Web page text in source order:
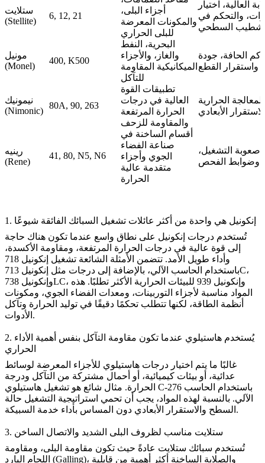
ستلايت
(Stellite)
6, 12, 21
أجزاء البلى،
والمكونات المعرضة
للبلى الحراري
العالية، اختيار
والتحكم في
السطحي
مونيل
(Monel)
400, K500
البحرية، النفط
والغاز، والأجزاء
الميكانيكية المقاومة
للتآكل
الحافة، جودة
واستقرار القطع
نيمونيك
(Nimonic)
80A, 90, 263
تطبيقات القوة
العالية في درجات
الحرارة المرتفعة
والمقاومة للزحف
الحرارية
الأبعادي
رينيه
(Rene)
41, 80, N5, N6
أقسام الساخنة في
صناعة الفضاء
الجوي وأجزاء
متقدمة عالية
الحرارة
صعوبة التشغيل،
وضوابط الفحص
1. إنكونيل هي واحدة من أكثر عائلات تشغيل السبائك الفائقة شيوعًا
تُستخدم درجات إنكونيل على نطاق واسع عندما تكون هناك حاجة
إلى قوة عالية في درجات الحرارة المرتفعة، ومقاومة الأكسدة،
وأداء طويل الأمد. تتضمن الأمثلة الشائعة
تشغيل إنكونيل 718
باستخدام الحاسب الآلي
، بالإضافة إلى درجات مثل إنكونيل 713C،
وإنكونيل 738LC، وإنكونيل 939 للبيئات الحرارية الأكثر تطلبًا. هذه
المواد مناسبة لأجزاء التوربينات، ومعدات الفضاء الجوي، ومكونات
أنظمة الطاقة، لكنها تتطلب تحكمًا دقيقًا في توليد الحرارة وتآكل
الأدوات.
2. يُستخدم هاستيلوي عندما تكون مقاومة التآكل بنفس أهمية الأداء
الحراري
غالبًا ما يتم اختيار درجات هاستيلوي للأجزاء المعرضة لوسائط
عدائية، أو بيئات كيميائية، أو أحمال مشتركة من التآكل ودرجة
الحرارة. مثال شائع هو تشغيل هاستيلوي C-276 باستخدام الحاسب
الآلي. بالنسبة لهذه المواد، يجب أن تحمي استراتيجية التشغيل حالة
السطح والاستقرار الأبعادي دون المساس بأداء خدمة السبيكة.
3. ستلايت مناسب لظروف البلى الشديد والاتصال الساخن
تُستخدم سبائك ستلايت عادةً حيث تكون مقاومة البلى، ومقاومة
اللحام البارد (Galling)، والصلابة الساخنة أكثر أهمية من قابلية